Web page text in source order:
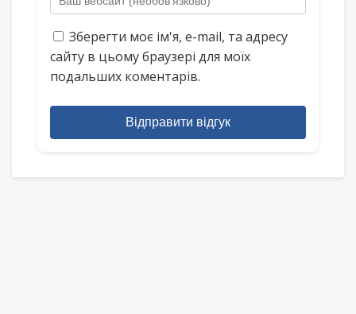
Зберегти моє ім'я, e-mail, та адресу
сайту в цьому браузері для моїх
подальших коментарів.
Відправити відгук